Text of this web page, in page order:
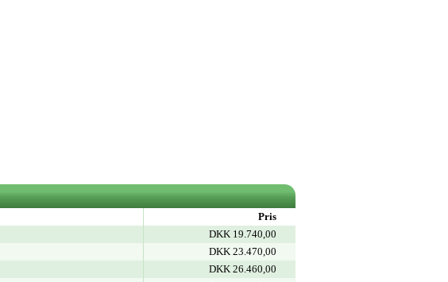
Pris
DKK 19.740,00
DKK 23.470,00
DKK 26.460,00